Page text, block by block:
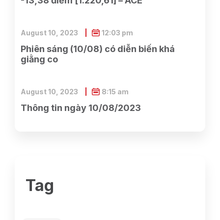
Phiên sáng (10/08) có diễn biến khá
giằng co
August 10, 2023 12:03 pm
Thông tin ngày 10/08/2023
August 10, 2023 8:15 am
Tag